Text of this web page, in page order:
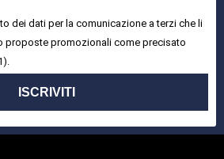
dei dati per la comunicazione a terzi che li
proposte promozionali come precisato
ISCRIVITI